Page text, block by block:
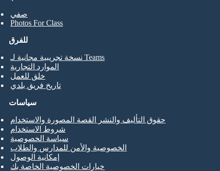
صفي
Photos For Class
للفرق
نسخة تجريبية مجانية لـ Teams
الموارد التجارية
خلق للعمل
تاريخ فريق بلدي
سياسات
حقوق التأليف والنشر القصة المصورة والاستخدام
شروط الاستخدام
سياسة الخصوصية
الخصوصية والأمن للمدارس والطلاب
إمكانية الوصول
خيارات الخصوصية الخاصة بك